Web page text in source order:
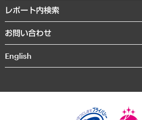
まちづくり・観光・交通・スポーツ・スマートシティ
自然資源・農林水産業・食料システム
沿革
組織図・本部部室紹介
インドネシア現地法人
個人情報保護方針
レポート内検索
お問い合わせ
English